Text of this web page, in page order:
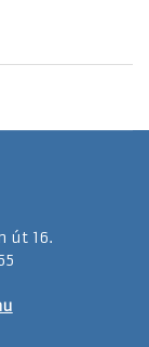
út 16.